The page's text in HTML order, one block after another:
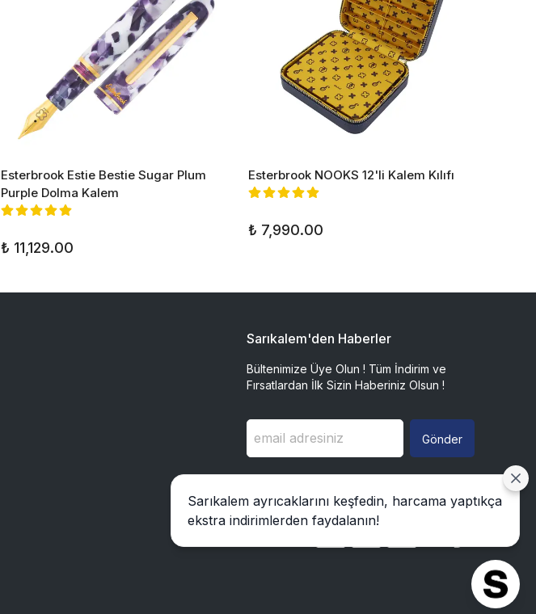
Esterbrook Estie Bestie Sugar Plum
Purple Dolma Kalem
₺ 11,129.00
Esterbrook NOOKS 12'li Kalem Kılıfı
₺ 7,990.00
Sarıkalem'den Haberler
Bültenimize Üye Olun ! Tüm İndirim ve
Fırsatlardan İlk Sizin Haberiniz Olsun !
Gönder
Sarıkalem ayrıcaklarını keşfedin, harcama yaptıkça
ekstra indirimlerden faydalanın!